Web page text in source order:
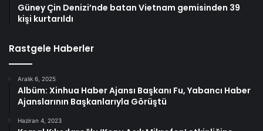
Güney Çin Denizi’nde batan Vietnam gemisinden 39
kişi kurtarıldı
Rastgele Haberler
Aralık 6, 2025
Albüm: Xinhua Haber Ajansı Başkanı Fu, Yabancı Haber
Ajanslarının Başkanlarıyla Görüştü
Haziran 4, 2023